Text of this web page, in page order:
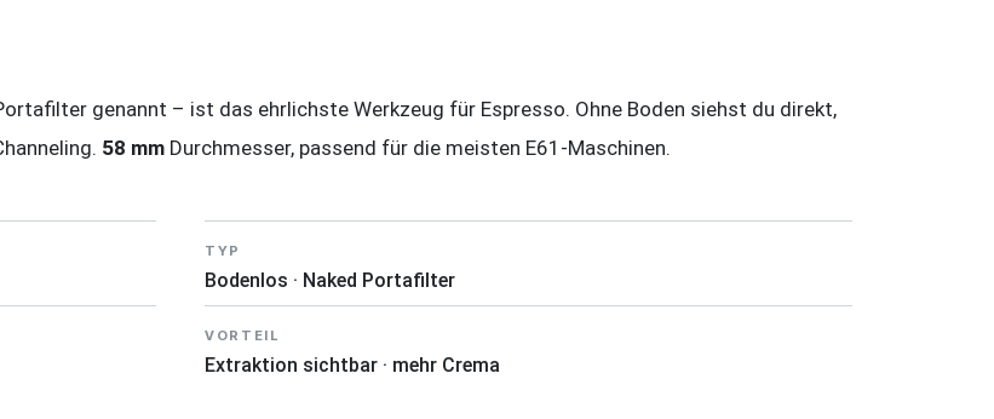
genannt – ist das ehrlichste Werkzeug für Espresso. Ohne Boden siehst du direkt,
58 mm Durchmesser, passend für die meisten E61-Maschinen.
TYP
Bodenlos · Naked Portafilter
VORTEIL
Extraktion sichtbar · mehr Crema